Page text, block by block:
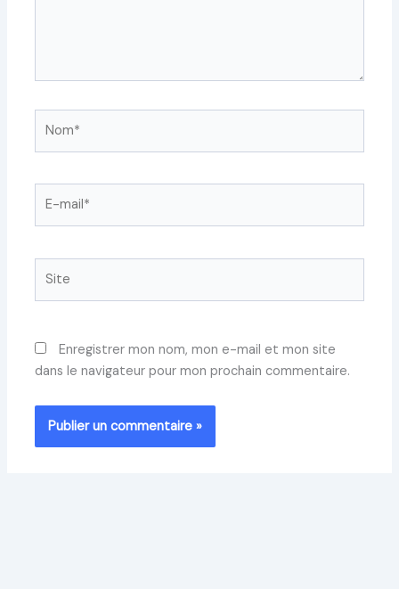
Enregistrer mon nom, mon e-mail et mon site
dans le navigateur pour mon prochain commentaire.